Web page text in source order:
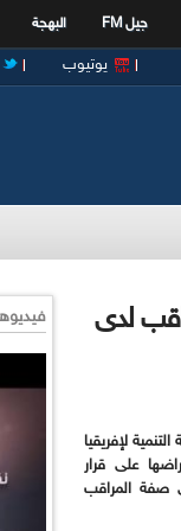
جيل FM البهجة
يوتيوب
لدى
التنمية لإفريقيا
على قرار
صفة المراقب